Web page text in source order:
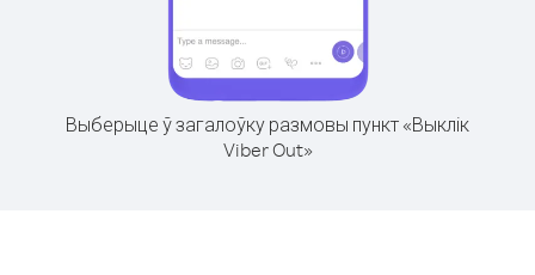
Выберыце ў загалоўку размовы пункт «Выклік
Viber Out»